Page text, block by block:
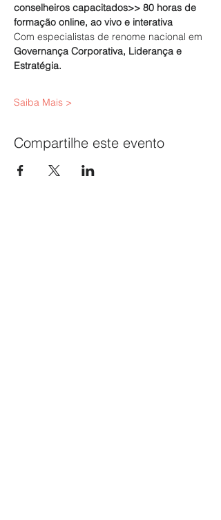
conselheiros capacitados>> 80 horas de
formação online, ao vivo e interativa
Com especialistas de renome nacional em
Governança Corporativa, Liderança e
Estratégia.
Saiba Mais >
Compartilhe este evento